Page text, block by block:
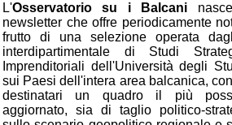
L'Osservatorio su i Balcani
newsletter che offre periodicamente
frutto di una selezione operata
interdipartimentale di Studi
Imprenditoriali dell'Università degli
sui Paesi dell'intera area balcanica,
destinatari un quadro il più
aggiornato, sia di taglio politico-